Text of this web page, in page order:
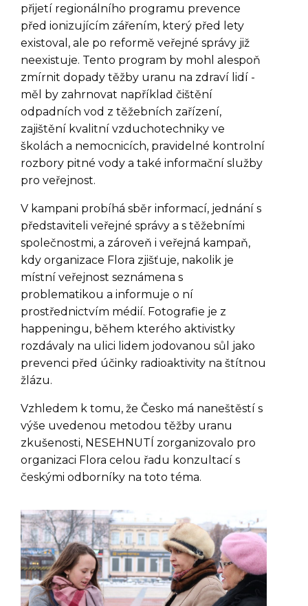
přijetí regionálního programu prevence
před ionizujícím zářením, který před lety
existoval, ale po reformě veřejné správy již
neexistuje. Tento program by mohl alespoň
zmírnit dopady těžby uranu na zdraví lidí -
měl by zahrnovat například čištění
odpadních vod z těžebních zařízení,
zajištění kvalitní vzduchotechniky ve
školách a nemocnicích, pravidelné kontrolní
rozbory pitné vody a také informační služby
pro veřejnost.
V kampani probíhá sběr informací, jednání s
představiteli veřejné správy a s těžebními
společnostmi, a zároveň i veřejná kampaň,
kdy organizace Flora zjišťuje, nakolik je
místní veřejnost seznámena s
problematikou a informuje o ní
prostřednictvím médií. Fotografie je z
happeningu, během kterého aktivistky
rozdávaly na ulici lidem jodovanou sůl jako
prevenci před účinky radioaktivity na štítnou
žlázu.
Vzhledem k tomu, že Česko má naneštěstí s
výše uvedenou metodou těžby uranu
zkušenosti, NESEHNUTÍ zorganizovalo pro
organizaci Flora celou řadu konzultací s
českými odborníky na toto téma.